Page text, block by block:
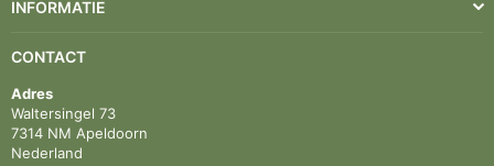
INFORMATIE
CONTACT
Adres
Waltersingel 73
7314 NM Apeldoorn
Nederland